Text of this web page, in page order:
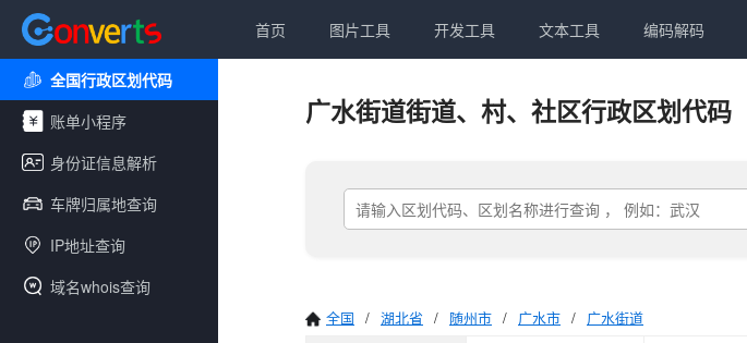
首页 图片工具 开发工具 文本工具 编码解码
全国行政区划代码
账单小程序
身份证信息解析
车牌归属地查询
IP地址查询
域名whois查询
广水街道街道、村、社区行政区划代码
全国 / 湖北省 / 随州市 / 广水市 / 广水街道